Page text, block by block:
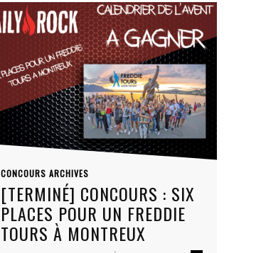
CONCOURS ARCHIVES
[TERMINÉ] CONCOURS : SIX
PLACES POUR UN FREDDIE
TOURS À MONTREUX